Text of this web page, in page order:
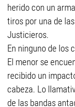
herido con un
tiros por una de
Justicieros.
En ninguno de los
El menor se
recibido un
cabeza. Lo
de las bandas